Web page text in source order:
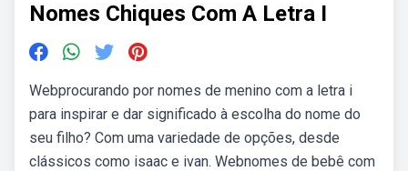
Nomes Chiques Com A Letra I
Webprocurando por nomes de menino com a letra i
para inspirar e dar significado à escolha do nome do
seu filho? Com uma variedade de opções, desde
clássicos como isaac e ivan. Webnomes de bebê com